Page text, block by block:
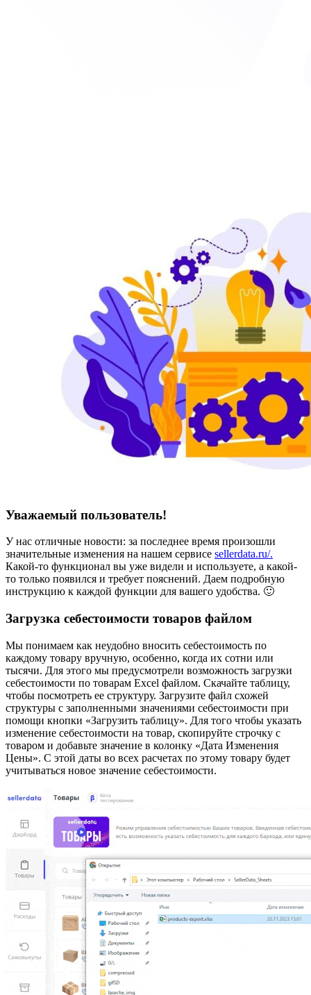
Уважаемый пользователь!
У нас отличные новости: за последнее время произошли
значительные изменения на нашем сервисе sellerdata.ru/.
Какой-то функционал вы уже видели и используете, а какой-
то только появился и требует пояснений. Даем подробную
инструкцию к каждой функции для вашего удобства. 🙂
Загрузка себестоимости товаров файлом
Мы понимаем как неудобно вносить себестоимость по
каждому товару вручную, особенно, когда их сотни или
тысячи. Для этого мы предусмотрели возможность загрузки
себестоимости по товарам Excel файлом. Скачайте таблицу,
чтобы посмотреть ее структуру. Загрузите файл схожей
структуры с заполненными значениями себестоимости при
помощи кнопки «Загрузить таблицу». Для того чтобы указать
изменение себестоимости на товар, скопируйте строчку с
товаром и добавьте значение в колонку «Дата Изменения
Цены». С этой даты во всех расчетах по этому товару будет
учитываться новое значение себестоимости.